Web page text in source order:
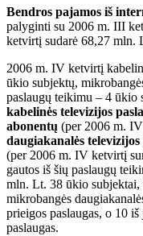
Bendros pajamos iš
palyginti su 2006 m. III
ketvirtį sudarė 68,27 mln.
2006 m. IV ketvirtį
ūkio subjektų,
paslaugų teikimu – 4 ūkio
kabelinės televizijos
abonentų (per 2006 m.
daugiakanalės
(per 2006 m. IV ketvirtį
gautos iš šių paslaugų
mln. Lt. 38 ūkio subjektai,
mikrobangės
prieigos paslaugas, o 10
paslaugas.